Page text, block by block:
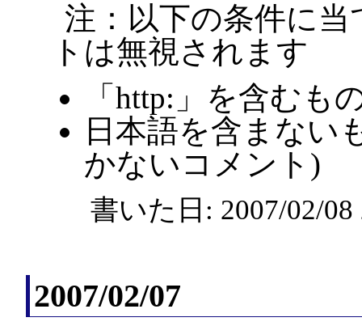
注：以下の条件に
トは無視されます
「http:」を含むも
日本語を含まない
かないコメント)
書いた日: 2007/02/
2007/02/07